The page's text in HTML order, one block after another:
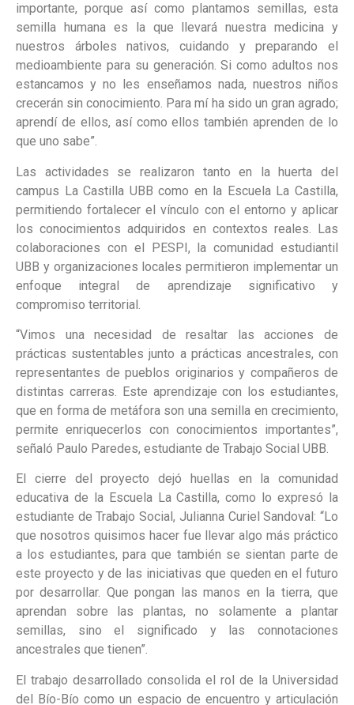
importante, porque así como plantamos semillas, esta
semilla humana es la que llevará nuestra medicina y
nuestros árboles nativos, cuidando y preparando el
medioambiente para su generación. Si como adultos nos
estancamos y no les enseñamos nada, nuestros niños
crecerán sin conocimiento. Para mí ha sido un gran agrado;
aprendí de ellos, así como ellos también aprenden de lo
que uno sabe”.
Las actividades se realizaron tanto en la huerta del
campus La Castilla UBB como en la Escuela La Castilla,
permitiendo fortalecer el vínculo con el entorno y aplicar
los conocimientos adquiridos en contextos reales. Las
colaboraciones con el PESPI, la comunidad estudiantil
UBB y organizaciones locales permitieron implementar un
enfoque integral de aprendizaje significativo y
compromiso territorial.
“Vimos una necesidad de resaltar las acciones de
prácticas sustentables junto a prácticas ancestrales, con
representantes de pueblos originarios y compañeros de
distintas carreras. Este aprendizaje con los estudiantes,
que en forma de metáfora son una semilla en crecimiento,
permite enriquecerlos con conocimientos importantes”,
señaló Paulo Paredes, estudiante de Trabajo Social UBB.
El cierre del proyecto dejó huellas en la comunidad
educativa de la Escuela La Castilla, como lo expresó la
estudiante de Trabajo Social, Julianna Curiel Sandoval: “Lo
que nosotros quisimos hacer fue llevar algo más práctico
a los estudiantes, para que también se sientan parte de
este proyecto y de las iniciativas que queden en el futuro
por desarrollar. Que pongan las manos en la tierra, que
aprendan sobre las plantas, no solamente a plantar
semillas, sino el significado y las connotaciones
ancestrales que tienen”.
El trabajo desarrollado consolida el rol de la Universidad
del Bío-Bío como un espacio de encuentro y articulación